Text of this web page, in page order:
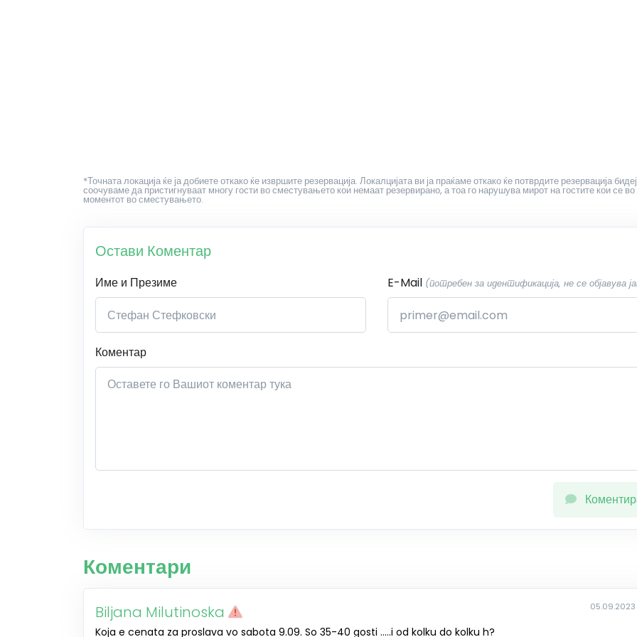
*Точната локација ќе ја добиете откако ќе извршите резервација. Локалцијата ви ја праќаме откако ќе потврдите резервација
соочуваме да пристигнуваат многу гости во сместувањето кои немаат резервирано, а тоа го нарушува мирот на гостите кои се во
моментот во сместувањето.
Остави Коментар
Име и Презиме E-Mail (потребен за идентификација, не се објавува
Коментар
Коментари
Biljana Milutinoska 05.09.2023
Koja e cenata za proslava vo sabota 9.09. So 35-40 gosti .....i od kolku do kolku h?